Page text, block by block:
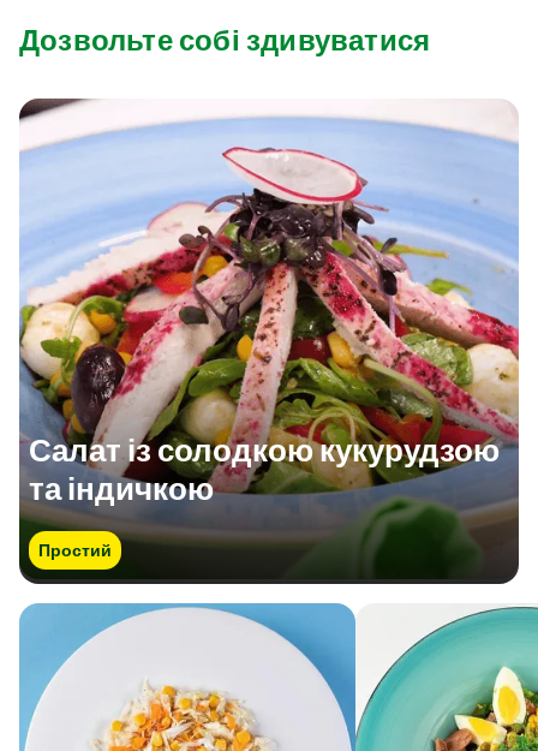
Дозвольте собі здивуватися
Салат із солодкою кукурудзою
та індичкою
Простий